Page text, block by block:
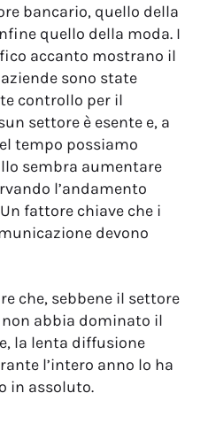
bancario, quello della
quello della moda. I
accanto mostrano il
sono state
controllo per il
settore è esente e, a
tempo possiamo
sembra aumentare
l’andamento
fattore chiave che i
devono
che, sebbene il settore
abbia dominato il
la lenta diffusione
l’intero anno lo ha
in assoluto.